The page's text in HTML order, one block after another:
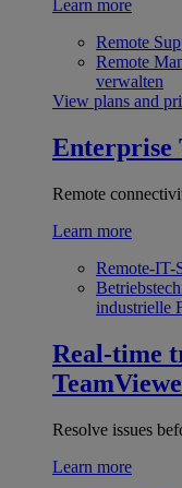
Learn more
Remote
Remote
verwalten
View plans and
Enterprise
Remote
Learn more
Remote-IT-
industrielle
Real-time
Resolve issues
Learn more